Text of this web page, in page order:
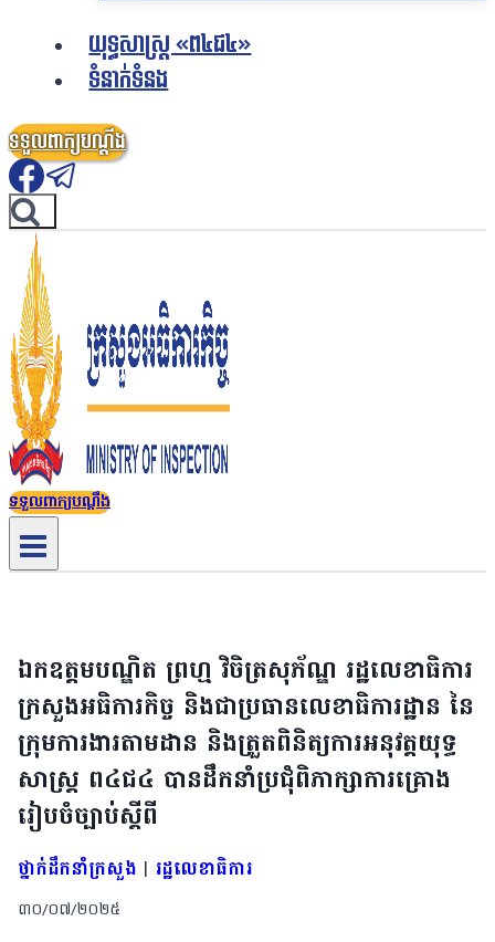
យុទ្ធសាស្ត្រ «ព៤ជ៤»
ទំនាក់ទំនង
ទទួលពាក្យបណ្តឹង
ទទួលពាក្យបណ្តឹង
ឯកឧត្តមបណ្ឌិត ព្រហ្ម វិចិត្រសុភ័ណ្ឌ រដ្ឋលេខាធិការ
ក្រសួងអធិការកិច្ច និងជាប្រធានលេខាធិការដ្ឋាន នៃ
ក្រុមការងារតាមដាន និងត្រួតពិនិត្យការអនុវត្តយុទ្ធ
សាស្រ្ត ព៤ជ៤ បានដឹកនាំប្រជុំពិភាក្សាការគ្រោង
រៀបចំច្បាប់ស្ដីពី
ថ្នាក់ដឹកនាំក្រសួង | រដ្ឋលេខាធិការ
៣០/០៧/២០២៥